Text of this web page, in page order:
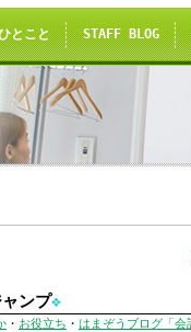
換の他のブラ
れる場合がござい
せんが、
の閲覧の
ザのGoogle
とこと STAFF BLOG
ンプ❖
・ お役立ち ・ はまぞうブログ「会